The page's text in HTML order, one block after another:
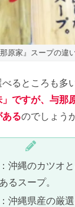
那原家』スープの違
るところも多
ですが、与那
るのでしょう
：沖縄のカツオ
るスープ。
：沖縄県産の厳